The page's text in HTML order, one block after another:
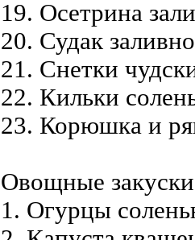
19. Осетрина
20. Судак
21. Снетки
22. Кильки
23. Корюшка и
Овощные
1. Огурцы